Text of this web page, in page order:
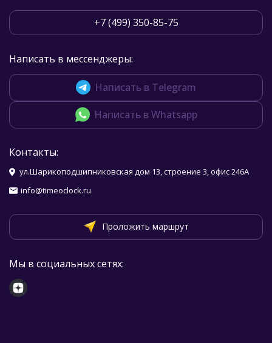
+7 (499) 350-85-75
Написать в мессенджеры:
Написать в Telegram
Написать в Whatsapp
Контакты:
ул.Шарикоподшипниковская дом 13, строение 3, офис 246А
info@timeoclock.ru
Проложить маршрут
Мы в социальных сетях: